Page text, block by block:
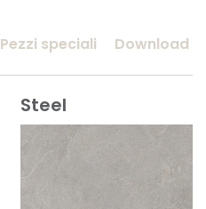
Pezzi speciali Download
Steel